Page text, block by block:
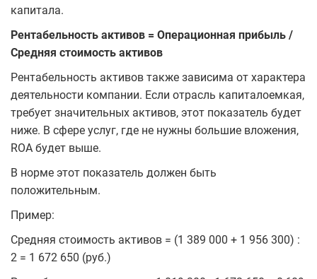
капитала.
Рентабельность активов = Операционная прибыль /
Средняя стоимость активов
Рентабельность активов также зависима от характера
деятельности компании. Если отрасль капиталоемкая,
требует значительных активов, этот показатель будет
ниже. В сфере услуг, где не нужны большие вложения,
ROA будет выше.
В норме этот показатель должен быть
положительным.
Пример:
Средняя стоимость активов = (1 389 000 + 1 956 300) :
2 = 1 672 650 (руб.)